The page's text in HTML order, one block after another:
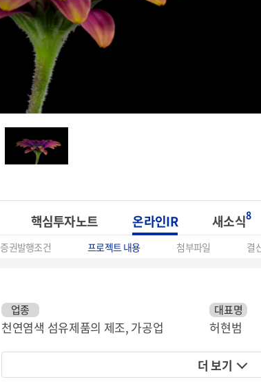
핵심투자노트 온라인IR 새소식8
증권발행조건 프로젝트 내용 첨부파일 결
업종
천연염색 섬유제품의 제조, 가공업
대표명
허현범
더 보기